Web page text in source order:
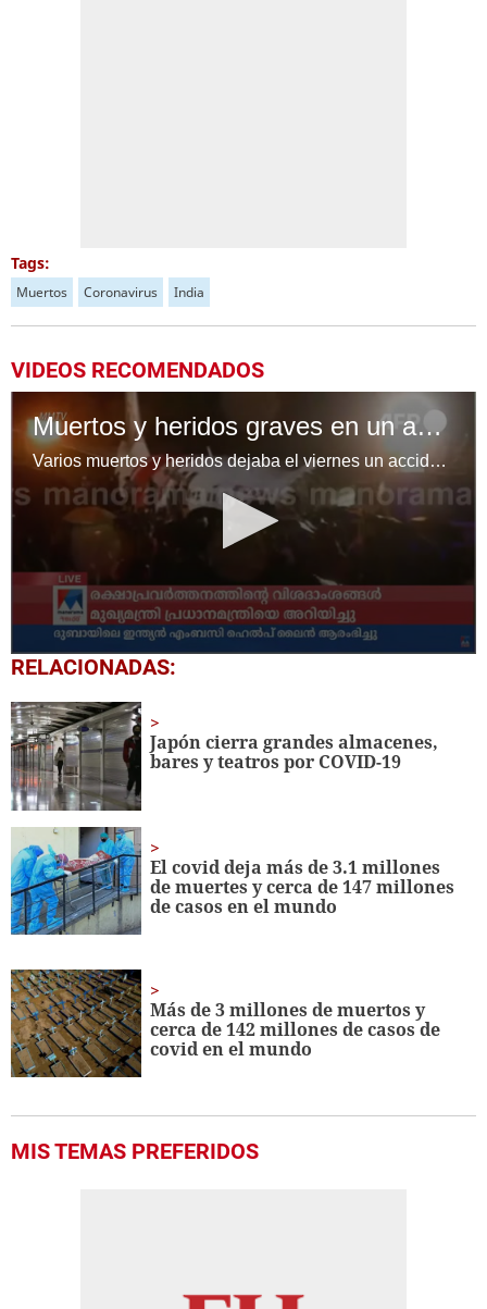
Tags:
Muertos Coronavirus India
VIDEOS RECOMENDADOS
Muertos y heridos graves en un accidente de avión en India
Varios muertos y heridos dejaba el viernes un accidente de un avión comercial que se salió de la pista al aterrizar en un aeropuerto del sur de India, en medio de fuertes lluvias.
0
seconds
35
seconds
RELACIONADAS:
Japón cierra grandes almacenes,
bares y teatros por COVID-19
El covid deja más de 3.1 millones
de muertes y cerca de 147 millones
de casos en el mundo
Más de 3 millones de muertos y
cerca de 142 millones de casos de
covid en el mundo
MIS TEMAS PREFERIDOS